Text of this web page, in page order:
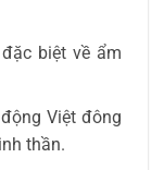
biệt về ẩm
Việt đông
thần.